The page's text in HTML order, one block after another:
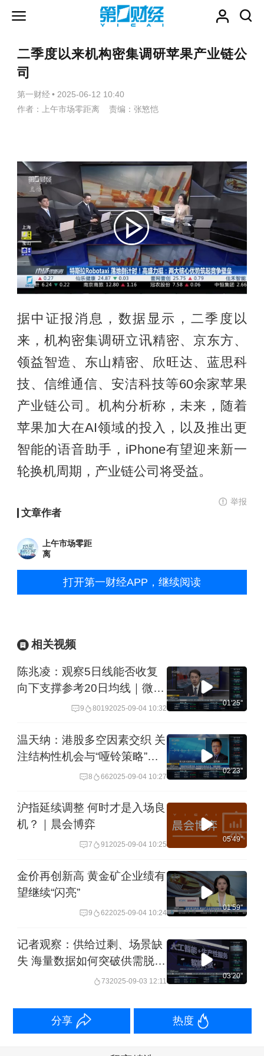
二季度以来机构密集调研苹果产业链公
司
第一财经 • 2025-06-12 10:40
作者：上午市场零距离 责编：张慜恺
据中证报消息，数据显示，二季度以
来，机构密集调研立讯精密、京东方、
领益智造、东山精密、欣旺达、蓝思科
技、信维通信、安洁科技等60余家苹果
产业链公司。机构分析称，未来，随着
苹果加大在AI领域的投入，以及推出更
智能的语音助手，iPhone有望迎来新一
轮换机周期，产业链公司将受益。
举报
文章作者
上午市场零距
离
打开第一财经APP，继续阅读
相关视频
陈兆凌：观察5日线能否收复
向下支撑参考20日均线｜微研
9 80192025-09-04 10:32
01'25''
温天纳：港股多空因素交织 关
注结构性机会与“哑铃策略”｜
8 662025-09-04 10:27
02'23''
沪指延续调整 何时才是入场良
机？｜晨会博弈
7 912025-09-04 10:25
05'49''
金价再创新高 黄金矿企业绩有
望继续“闪亮”
9 622025-09-04 10:24
01'59''
记者观察：供给过剩、场景缺
失 海量数据如何突破供需脱节
732025-09-03 12:11
03'20''
分享 热度